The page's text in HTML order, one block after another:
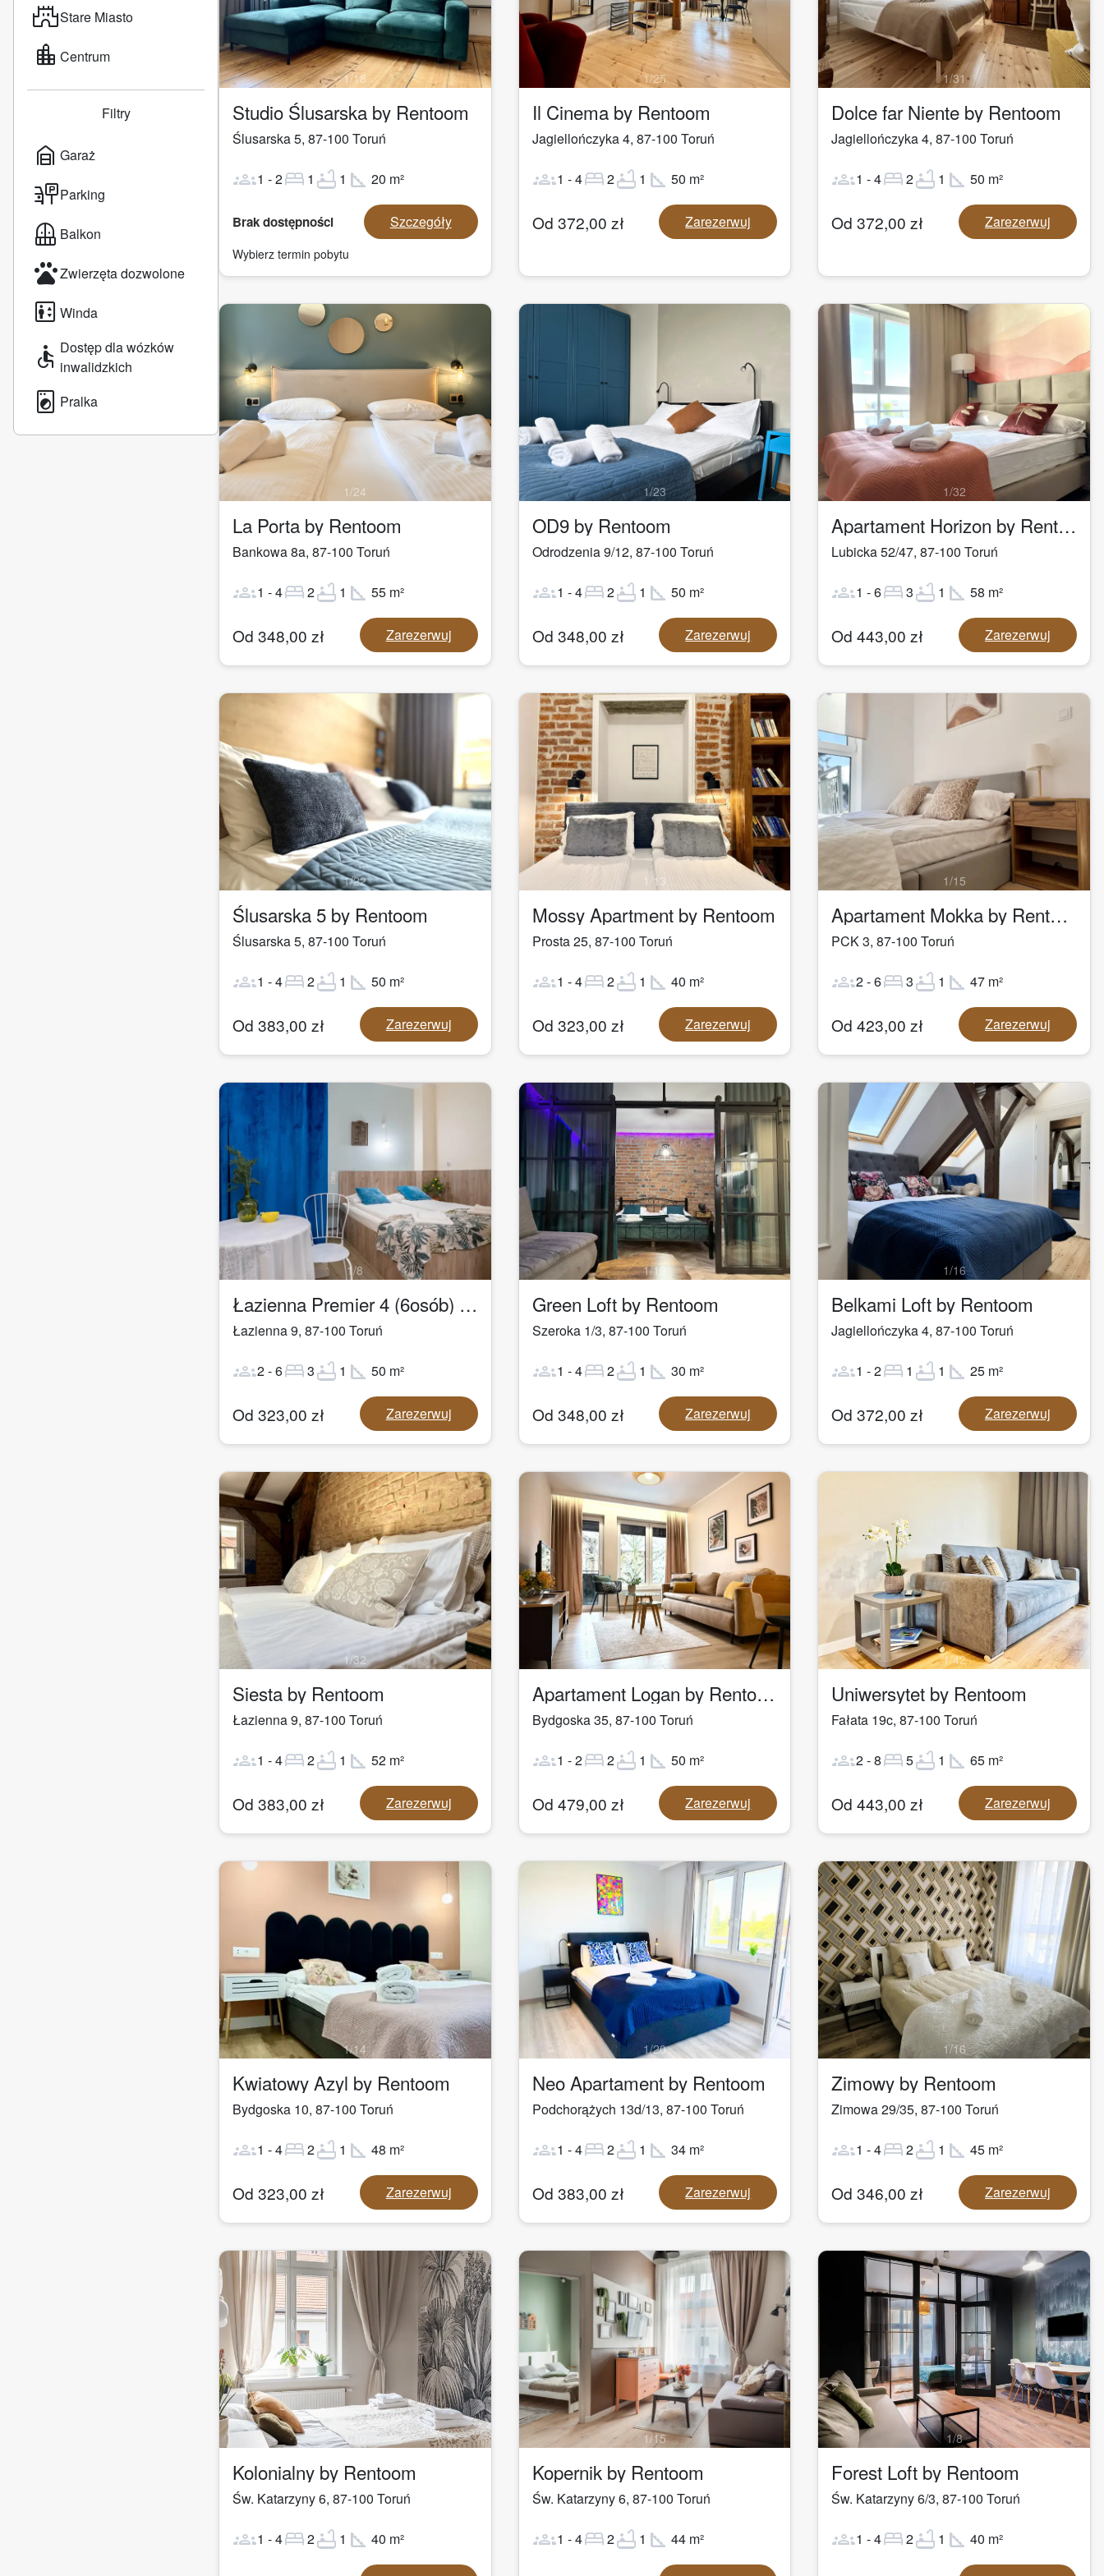
castleStare Miasto
location_city Centrum
Filtry
garage_home Garaż
parking_signParking
balcony Balkon
petsZwierzęta dozwolone
elevator Winda
accessible Dostęp dla wózków
inwalidzkich
local_laundry_service Pralka
1/18
Studio Ślusarska by Rentoom
Ślusarska 5, 87-100 Toruń
groups1 -2bed 1 bathtub 1 square_foot 20 m²
Brak dostępności Szczegóły
Wybierz termin pobytu
1/25
Il Cinema by Rentoom
Jagiellończyka 4, 87-100 Toruń
groups1 -4bed2bathtub 1 square_foot 50 m²
Od 372,00 zł Zarezerwuj
1/31
Dolce far Niente by Rentoom
Jagiellończyka 4,87-100 Toruń
groups1 -4bed2bathtub 1 square_foot50 m²
Od 372,00 zł Zarezerwuj
1/24
La Porta by Rentoom
Bankowa 8a, 87-100 Toruń
groups1 -4bed2bathtub 1 square_foot 55 m²
Od 348,00 zł Zarezerwuj
1/23
OD9 by Rentoom
Odrodzenia 9/12, 87-100 Toruń
groups1 -4bed2bathtub 1 square_foot 50 m²
Od 348,00 zł Zarezerwuj
1/32
Apartament Horizon by Rentoom
Lubicka 52/47,87-100 Toruń
groups1 -6bed3bathtub 1 square_foot58 m²
Od 443,00 zł Zarezerwuj
1/22
Ślusarska 5 by Rentoom
Ślusarska 5, 87-100 Toruń
groups1 -4bed2bathtub 1 square_foot 50 m²
Od 383,00 zł Zarezerwuj
1 /13
Mossy Apartment by Rentoom
Prosta 25, 87-100 Toruń
groups1 -4bed2bathtub 1 square_foot 40 m²
Od 323,00 zł Zarezerwuj
1/15
Apartament Mokka by Rentoom
PCK 3,87-100 Toruń
groups2-6bed3bathtub 1 square_foot47 m²
Od 423,00 zł Zarezerwuj
1/8
Łazienna Premier 4 (6osób) by Rentoom
Łazienna 9, 87-100 Toruń
groups2-6bed3bathtub 1 square_foot 50 m²
Od 323,00 zł Zarezerwuj
1/19
Green Loft by Rentoom
Szeroka 1/3, 87-100 Toruń
groups1 -4bed2bathtub 1 square_foot 30 m²
Od 348,00 zł Zarezerwuj
1/16
Belkami Loft by Rentoom
Jagiellończyka 4,87-100 Toruń
groups1 -2bed 1 bathtub 1 square_foot25 m²
Od 372,00 zł Zarezerwuj
1/32
Siesta by Rentoom
Łazienna 9, 87-100 Toruń
groups1 -4bed2bathtub 1 square_foot 52 m²
Od 383,00 zł Zarezerwuj
1/29
Apartament Logan by Rentoom
Bydgoska 35, 87-100 Toruń
groups1 -2bed2bathtub 1 square_foot 50 m²
Od 479,00 zł Zarezerwuj
1/42
Uniwersytet by Rentoom
Fałata 19c,87-100 Toruń
groups2-8bed5bathtub 1 square_foot65 m²
Od 443,00 zł Zarezerwuj
1/14
Kwiatowy Azyl by Rentoom
Bydgoska 10, 87-100 Toruń
groups1 -4bed2bathtub 1 square_foot 48 m²
Od 323,00 zł Zarezerwuj
1/20
Neo Apartament by Rentoom
Podchorążych 13d/13, 87-100 Toruń
groups1 -4bed2bathtub 1 square_foot 34m²
Od 383,00 zł Zarezerwuj
1/16
Zimowy by Rentoom
Zimowa 29/35,87-100 Toruń
groups1 -4bed2bathtub 1 square_foot45 m²
Od 346,00 zł Zarezerwuj
1
Kolonialny by Rentoom
Św. Katarzyny 6, 87-100 Toruń
groups1 -4bed2bathtub 1 square_foot 40 m²
1/15
Kopernik by Rentoom
Św. Katarzyny 6, 87-100 Toruń
groups1 -4bed2bathtub 1 square_foot 44m²
1/8
Forest Loft by Rentoom
Św. Katarzyny 6/3,87-100 Toruń
groups1 -4bed2bathtub 1 square_foot40 m²